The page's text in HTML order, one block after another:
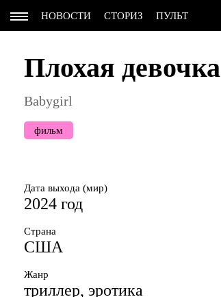
НОВОСТИ СТОРИЗ ПУЛЬТ
Плохая девочка
Babygirl
фильм
Дата выхода (мир)
2024 год
Страна
США
Жанр
триллер, эротика